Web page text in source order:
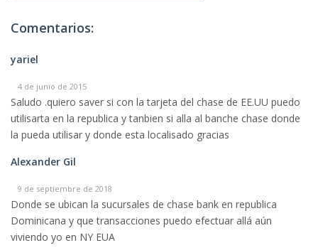
Comentarios:
yariel
4 de junio de 2015
Saludo .quiero saver si con la tarjeta del chase de EE.UU puedo
utilisarta en la republica y tanbien si alla al banche chase donde
la pueda utilisar y donde esta localisado gracias
Alexander Gil
9 de septiembre de 2018
Donde se ubican la sucursales de chase bank en republica
Dominicana y que transacciones puedo efectuar allá aún
viviendo yo en NY EUA